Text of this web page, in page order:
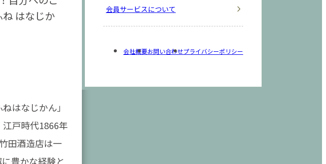
会員サービスについて
会社概要お問い合わせプライバシーポリシー
はなじか
はなじかん」
戸時代1866年
田酒造店は一
豊かな経験と